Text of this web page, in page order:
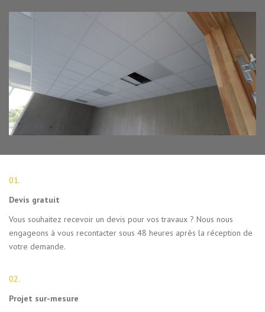
01.
Devis gratuit
Vous souhaitez recevoir un devis pour vos travaux ? Nous nous
engageons à vous recontacter sous 48 heures après la réception de
votre demande.
02.
Projet sur-mesure